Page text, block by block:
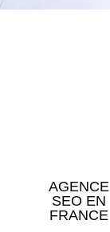
AGENCE
SEO EN
FRANCE